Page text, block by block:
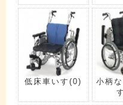
低床車いす(0)
小柄